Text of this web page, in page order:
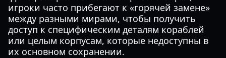
игроки часто прибегают к «горячей замене»
между разными мирами, чтобы получить
доступ к специфическим деталям кораблей
или целым корпусам, которые недоступны в
их основном сохранении.